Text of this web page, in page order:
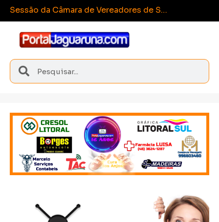
Esporte e Sangão conquista medalhas inéditas nos Joguinhos Abertos de Santa Catarina